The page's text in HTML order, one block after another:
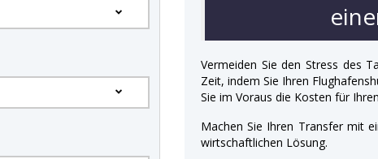
Vermeiden Sie den Stress des
Zeit, indem Sie Ihren
Sie im Voraus die Kosten für
Machen Sie Ihren Transfer mit
wirtschaftlichen Lösung.